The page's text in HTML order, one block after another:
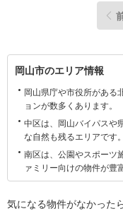
岡
山
市
関
す
る
岡山市のエリア情報
岡山県庁や市役所がある
ョンが数多くあります。
中区は、岡山バイパスや
な自然も残るエリアです
南区は、公園やスポーツ
ァミリー向けの物件が豊
気になる物件がなかった